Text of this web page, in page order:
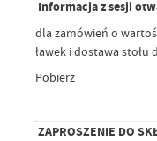
Informacja z sesji
dla zamówień o
ławek i dostawa stołu
Pobierz
ZAPROSZENIE DO